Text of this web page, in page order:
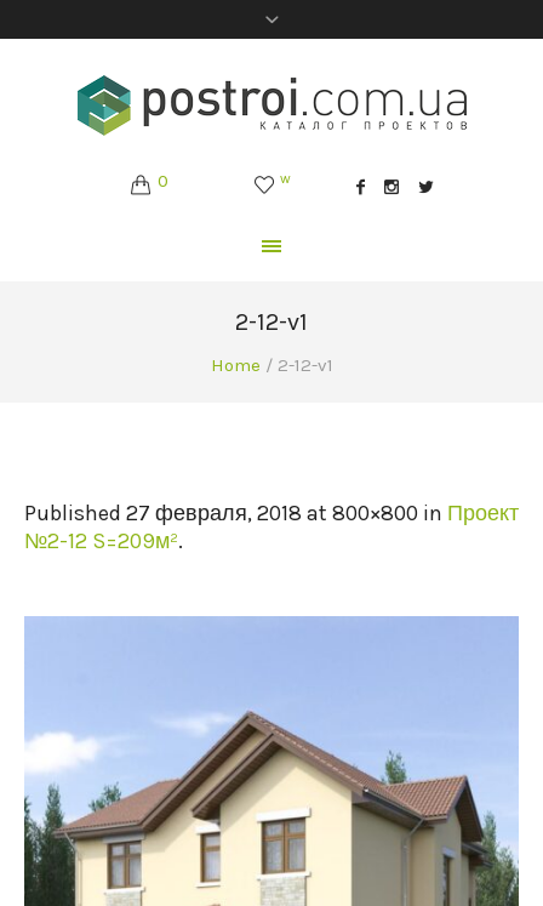
0 w
2-12-v1
Home / 2-12-v1
Published 27 февраля, 2018 at 800×800 in Проект
№2-12 S=209м².